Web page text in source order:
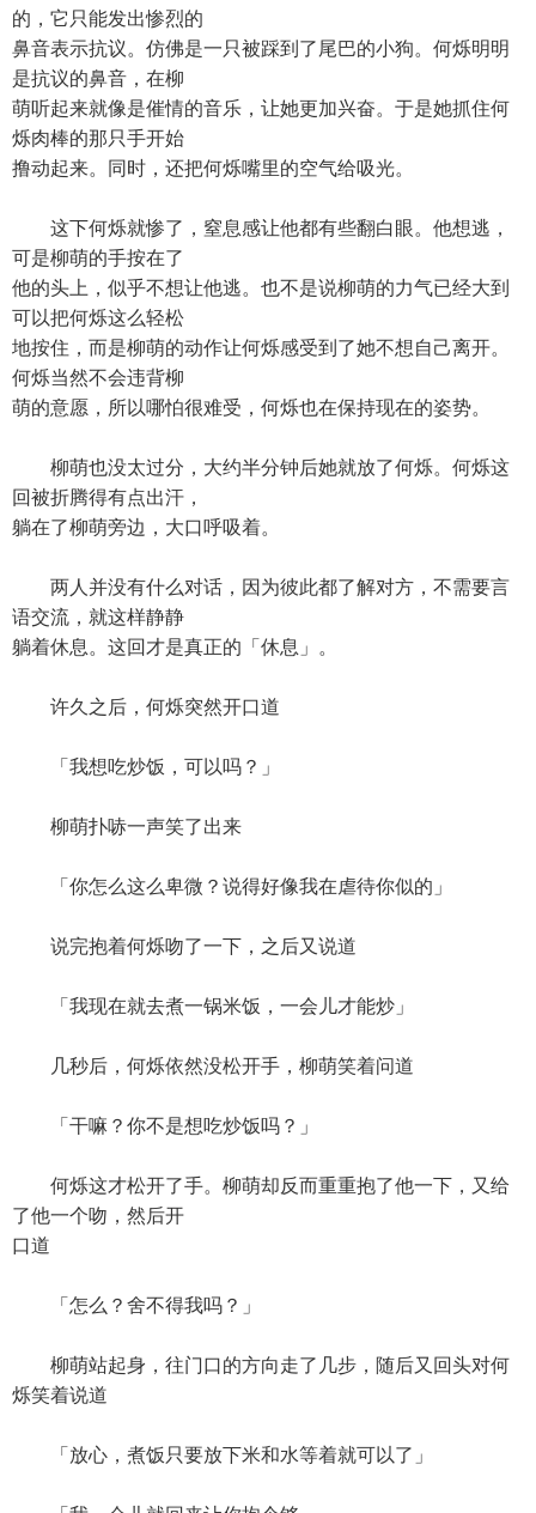
的，它只能发出惨烈的
鼻音表示抗议。仿佛是一只被踩到了尾巴的小狗。何烁明明
是抗议的鼻音，在柳
萌听起来就像是催情的音乐，让她更加兴奋。于是她抓住何
烁肉棒的那只手开始
撸动起来。同时，还把何烁嘴里的空气给吸光。
这下何烁就惨了，窒息感让他都有些翻白眼。他想逃，
可是柳萌的手按在了
他的头上，似乎不想让他逃。也不是说柳萌的力气已经大到
可以把何烁这么轻松
地按住，而是柳萌的动作让何烁感受到了她不想自己离开。
何烁当然不会违背柳
萌的意愿，所以哪怕很难受，何烁也在保持现在的姿势。
柳萌也没太过分，大约半分钟后她就放了何烁。何烁这
回被折腾得有点出汗，
躺在了柳萌旁边，大口呼吸着。
两人并没有什么对话，因为彼此都了解对方，不需要言
语交流，就这样静静
躺着休息。这回才是真正的「休息」。
许久之后，何烁突然开口道
「我想吃炒饭，可以吗？」
柳萌扑哧一声笑了出来
「你怎么这么卑微？说得好像我在虐待你似的」
说完抱着何烁吻了一下，之后又说道
「我现在就去煮一锅米饭，一会儿才能炒」
几秒后，何烁依然没松开手，柳萌笑着问道
「干嘛？你不是想吃炒饭吗？」
何烁这才松开了手。柳萌却反而重重抱了他一下，又给
了他一个吻，然后开
口道
「怎么？舍不得我吗？」
柳萌站起身，往门口的方向走了几步，随后又回头对何
烁笑着说道
「放心，煮饭只要放下米和水等着就可以了」